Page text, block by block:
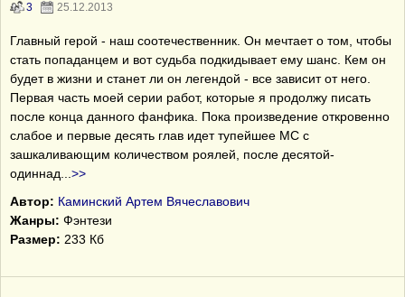
3 25.12.2013
Главный герой - наш соотечественник. Он мечтает о том, чтобы
стать попаданцем и вот судьба подкидывает ему шанс. Кем он
будет в жизни и станет ли он легендой - все зависит от него.
Первая часть моей серии работ, которые я продолжу писать
после конца данного фанфика. Пока произведение откровенно
слабое и первые десять глав идет тупейшее МС с
зашкаливающим количеством роялей, после десятой-
одиннад
>>
Автор: Каминский Артем Вячеславович
Жанры: Фэнтези
Размер: 233 Кб